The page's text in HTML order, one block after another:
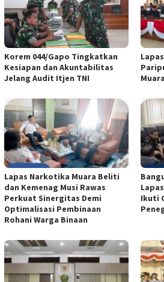
Korem 044/Gapo Tingkatkan
Kesiapan dan Akuntabilitas
Jelang Audit Itjen TNI
Lapas Narkotika Muara Beliti
dan Kemenag Musi Rawas
Perkuat Sinergitas Demi
Optimalisasi Pembinaan
Rohani Warga Binaan
Ikuti